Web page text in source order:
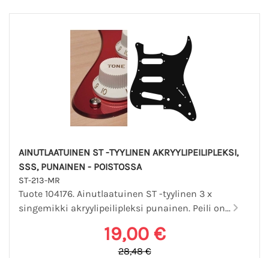
AINUTLAATUINEN ST -TYYLINEN AKRYYLIPEILIPLEKSI,
SSS, PUNAINEN - POISTOSSA
ST-213-MR
Tuote 104176. Ainutlaatuinen ST -tyylinen 3 x
singemikki akryylipeilipleksi punainen. Peili on...
19,00 €
28,48 €